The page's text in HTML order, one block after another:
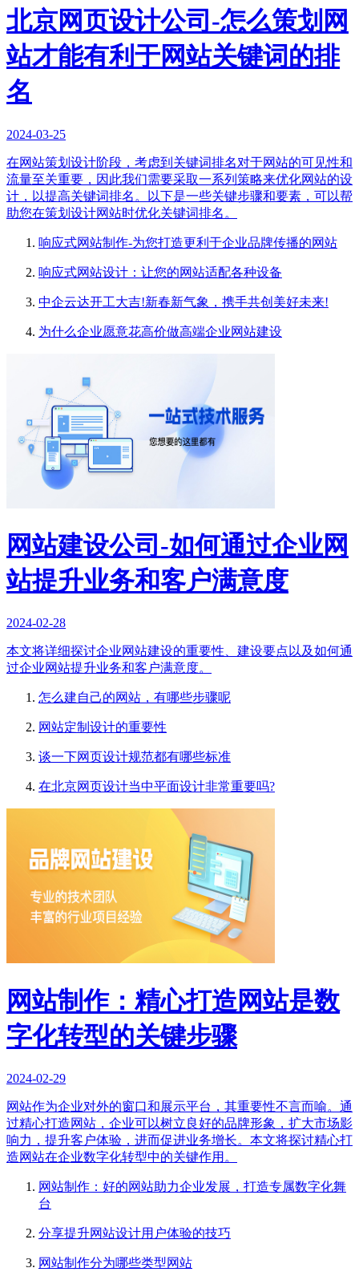
北京网页设计公司-怎么策划网
站才能有利于网站关键词的排
名
2024-03-25
在网站策划设计阶段，考虑到关键词排名对于网站的可见性和
流量至关重要，因此我们需要采取一系列策略来优化网站的设
计，以提高关键词排名。以下是一些关键步骤和要素，可以帮
助您在策划设计网站时优化关键词排名。
响应式网站制作-为您打造更利于企业品牌传播的网站
响应式网站设计：让您的网站适配各种设备
中企云达开工大吉!新春新气象，携手共创美好未来!
为什么企业愿意花高价做高端企业网站建设
网站建设公司-如何通过企业网
站提升业务和客户满意度
2024-02-28
本文将详细探讨企业网站建设的重要性、建设要点以及如何通
过企业网站提升业务和客户满意度。
怎么建自己的网站，有哪些步骤呢
网站定制设计的重要性
谈一下网页设计规范都有哪些标准
在北京网页设计当中平面设计非常重要吗?
网站制作：精心打造网站是数
字化转型的关键步骤
2024-02-29
网站作为企业对外的窗口和展示平台，其重要性不言而喻。通
过精心打造网站，企业可以树立良好的品牌形象，扩大市场影
响力，提升客户体验，进而促进业务增长。本文将探讨精心打
造网站在企业数字化转型中的关键作用。
网站制作：好的网站助力企业发展，打造专属数字化舞
台
分享提升网站设计用户体验的技巧
网站制作分为哪些类型网站